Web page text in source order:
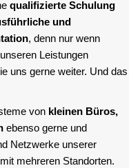
qualifizierte Schulung
und
, denn nur wenn
Leistungen
uns gerne weiter. Und das
von kleinen Büros,
ebenso gerne und
Netzwerke unserer
mit mehreren Standorten.